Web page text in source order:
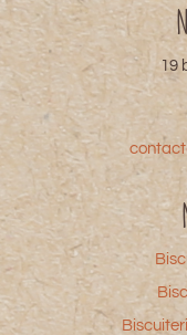
19